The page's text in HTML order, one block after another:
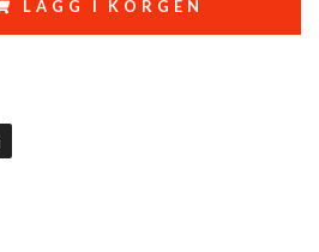
LÄGG I KORGEN